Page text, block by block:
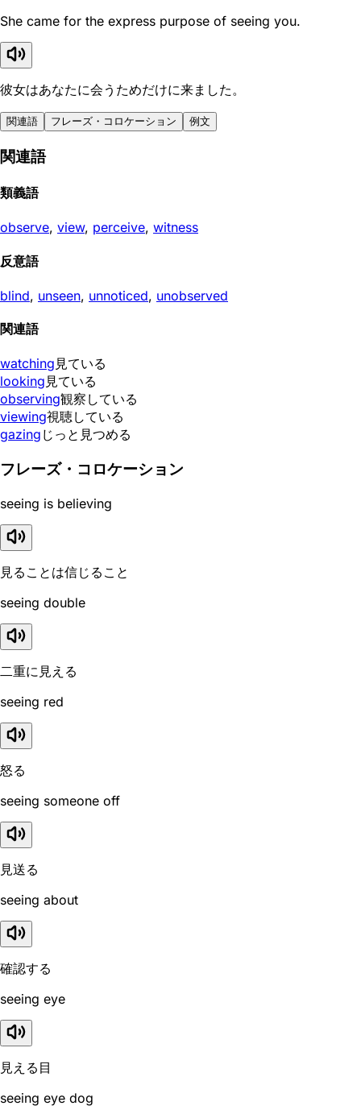
She came for the express purpose of seeing you.
彼女はあなたに会うためだけに来ました。
関連語 フレーズ・コロケーション 例文
関連語
類義語
observe, view, perceive, witness
反意語
blind, unseen, unnoticed, unobserved
関連語
watching 見ている
looking 見ている
observing観察している
viewing視聴している
gazing じっと見つめる
フレーズ・コロケーション
seeing is believing
見ることは信じること
seeing double
二重に見える
seeing red
怒る
seeing someone off
見送る
seeing about
確認する
seeing eye
見える目
seeing eye dog